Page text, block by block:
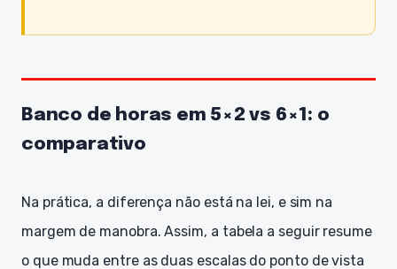
Banco de horas em 5×2 vs 6×1: o
comparativo
Na prática, a diferença não está na lei, e sim na
margem de manobra. Assim, a tabela a seguir resume
o que muda entre as duas escalas do ponto de vista